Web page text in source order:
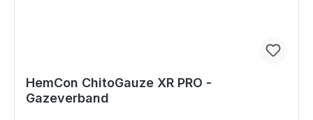
HemCon ChitoGauze XR PRO -
Gazeverband